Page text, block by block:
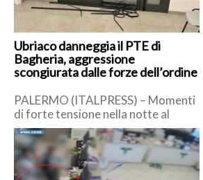
Ubriaco danneggia il PTE di
Bagheria, aggressione
scongiurata dalle forze dell’ordine
PALERMO (ITALPRESS) – Momenti
di forte tensione nella notte al
Punto Territoriale di Emergenza
(PTE) di Bagheria, dove un uomo
[…]